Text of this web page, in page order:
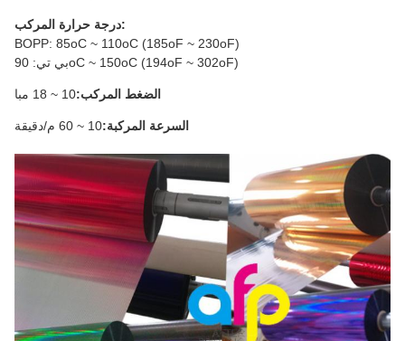
درجة حرارة المركب:
BOPP: 85oC ~ 110oC (185oF ~ 230oF)
بي تي: 90oC ~ 150oC (194oF ~ 302oF)
الضغط المركب:10 ~ 18 مبا
السرعة المركبة:10 ~ 60 م/دقيقة